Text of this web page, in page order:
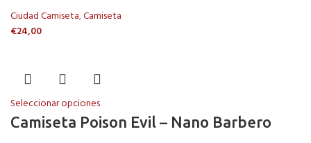
Ciudad Camiseta,Camiseta
€24,00
Seleccionar opciones
Camiseta Poison Evil – Nano Barbero